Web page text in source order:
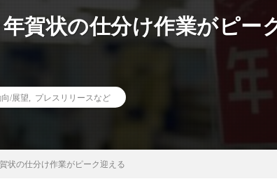
年賀状の仕分け作業がピー
/展望 プレスリリースなど
状の仕分け作業がピーク迎える